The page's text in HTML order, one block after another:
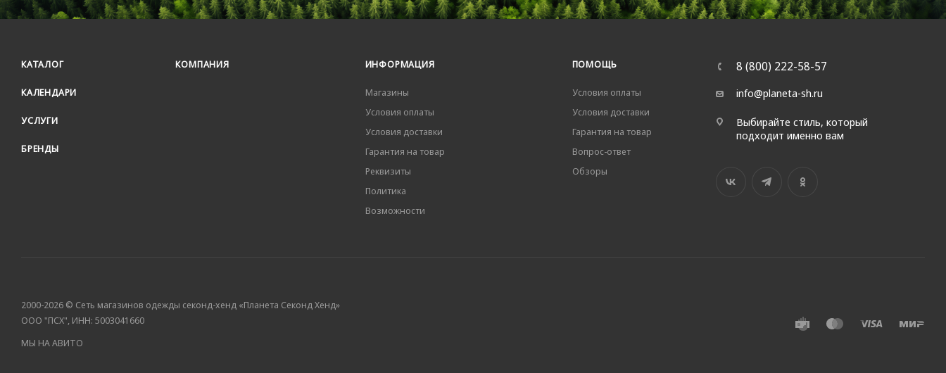
КАТАЛОГ
КАЛЕНДАРИ
УСЛУГИ
БРЕНДЫ
КОМПАНИЯ ИНФОРМАЦИЯ
Магазины
Условия оплаты
Условия доставки
Гарантия на товар
Реквизиты
Политика
Возможности
ПОМОЩЬ
Условия оплаты
Условия доставки
Гарантия на товар
Вопрос-ответ
Обзоры
8 (800) 222-58-57
info@planeta-sh.ru
Выбирайте стиль, который
подходит именно вам
2000-2026 © Сеть магазинов одежды секонд-хенд «Планета Секонд Хенд»
ООО "ПСХ", ИНН: 5003041660
МЫ НА АВИТО